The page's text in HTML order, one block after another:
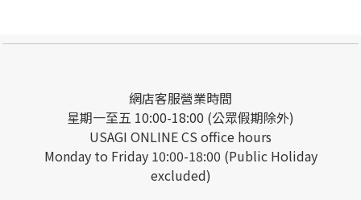
網店客服營業時間
星期一至五 10:00-18:00 (公眾假期除外)
USAGI ONLINE CS office hours
Monday to Friday 10:00-18:00 (Public Holiday
excluded)